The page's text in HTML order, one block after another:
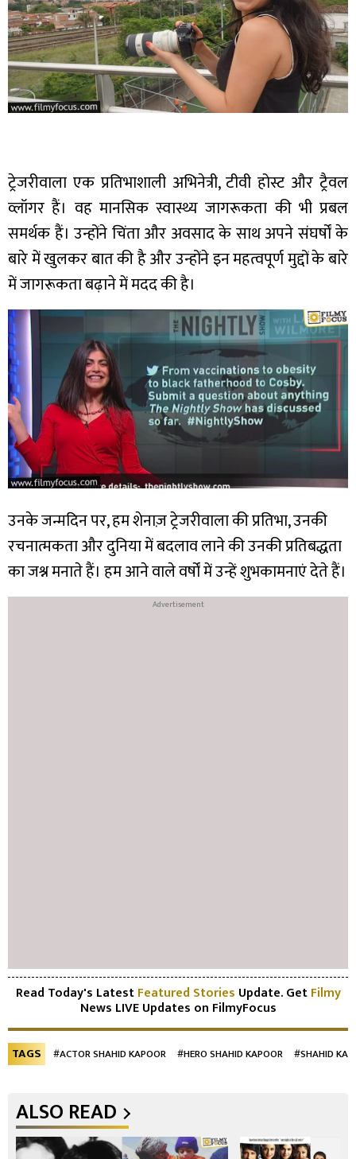
ट्रेजरीवाला एक प्रतिभाशाली अभिनेत्री, टीवी होस्ट और ट्रैवल
व्लॉगर हैं। वह मानसिक स्वास्थ्य जागरूकता की भी प्रबल
समर्थक हैं। उन्होंने चिंता और अवसाद के साथ अपने संघर्षों के
बारे में खुलकर बात की है और उन्होंने इन महत्वपूर्ण मुद्दों के बारे
में जागरूकता बढ़ाने में मदद की है।
उनके जन्मदिन पर, हम शेनाज़ ट्रेजरीवाला की प्रतिभा, उनकी
रचनात्मकता और दुनिया में बदलाव लाने की उनकी प्रतिबद्धता
का जश्न मनाते हैं। हम आने वाले वर्षों में उन्हें शुभकामनाएं देते हैं।
Read Today's LatestFeatured Stories Update. GetFilmy
News LIVE Updates on FilmyFocus
TAGS #ACTOR SHAHID KAPOOR #HERO SHAHID KAPOOR #SHAHID
ALSO READ